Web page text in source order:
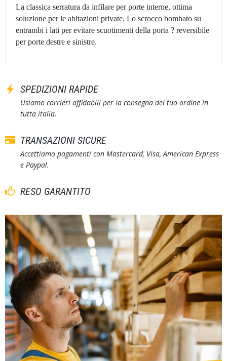
La classica serratura da infilare per porte interne, ottima
soluzione per le abitazioni private. Lo scrocco bombato su
entrambi i lati per evitare scuotimenti della porta ? reversibile
per porte destre e sinistre.
SPEDIZIONI RAPIDE
Usiamo corrieri affidabili per la consegna del tuo ordine in
tutta italia.
TRANSAZIONI SICURE
Accettiamo pagamenti con Mastercard, Visa, American Express
e Paypal.
RESO GARANTITO